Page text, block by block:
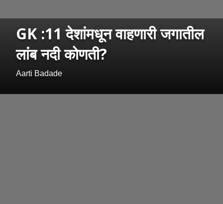
GK :11 देशांमधून वाहणारी जगातील
लांब नदी कोणती?
Aarti Badade